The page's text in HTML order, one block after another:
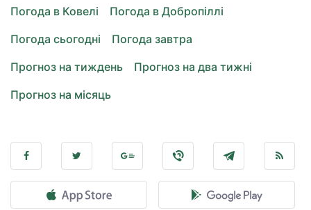
Погода в Ковелі
Погода в Добропіллі
Погода сьогодні
Погода завтра
Прогноз на тиждень
Прогноз на два тижні
Прогноз на місяць